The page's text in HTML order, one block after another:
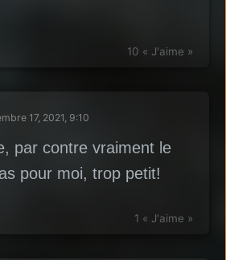
10 « J'aime »
17, 2021, 9:10
par contre vraiment le
pour moi, trop petit!
1 « J'aime »